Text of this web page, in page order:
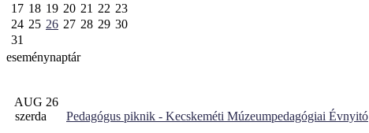
17 18 19 20 21 22 23
24 25 26 27 28 29 30
31
eseménynaptár
AUG 26
szerda
Pedagógus piknik - Kecskeméti Múzeumpedagógiai Évnyitó